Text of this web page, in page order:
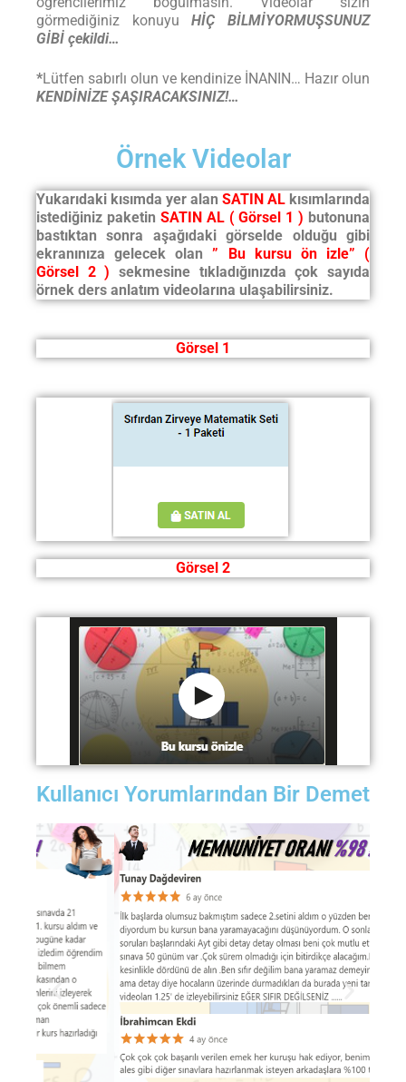
görmediğiniz konuyuHİÇ BİLMİYORMUŞSUNUZ
GİBİ çekildi…
*Lütfen sabırlı olun ve kendinize İNANIN… Hazır olun
KENDİNİZE ŞAŞIRACAKSINIZ!…
Örnek Videolar
Yukarıdaki kısımda yer alan SATIN AL kısımlarında
istediğiniz paketin SATIN AL ( Görsel 1 ) butonuna
bastıktan sonra aşağıdaki görselde olduğu gibi
ekranınıza gelecek olan” Bu kursu ön izle”
(
Görsel 2 ) sekmesine tıkladığınızda çok sayıda
örnek ders anlatım videolarına ulaşabilirsiniz.
Görsel 1
Görsel 2
Kullanıcı Yorumlarından Bir Demet